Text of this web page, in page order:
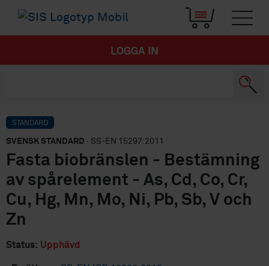
LOGGA IN
STANDARD
SVENSK STANDARD · SS-EN 15297:2011
Fasta biobränslen - Bestämning
av spårelement - As, Cd, Co, Cr,
Cu, Hg, Mn, Mo, Ni, Pb, Sb, V och
Zn
Status: Upphävd